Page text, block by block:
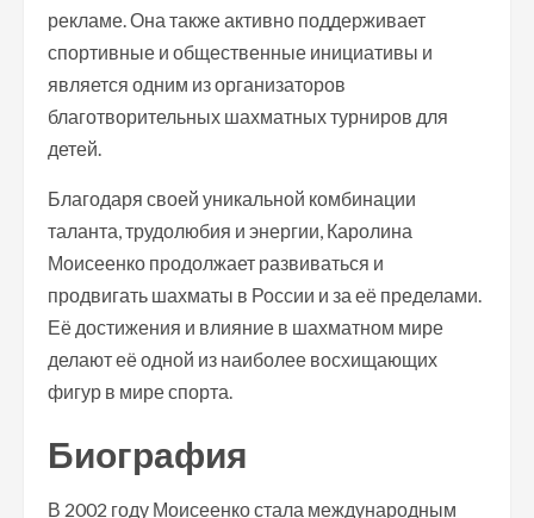
рекламе. Она также активно поддерживает
спортивные и общественные инициативы и
является одним из организаторов
благотворительных шахматных турниров для
детей.
Благодаря своей уникальной комбинации
таланта, трудолюбия и энергии, Каролина
Моисеенко продолжает развиваться и
продвигать шахматы в России и за её пределами.
Её достижения и влияние в шахматном мире
делают её одной из наиболее восхищающих
фигур в мире спорта.
Биография
В 2002 году Моисеенко стала международным